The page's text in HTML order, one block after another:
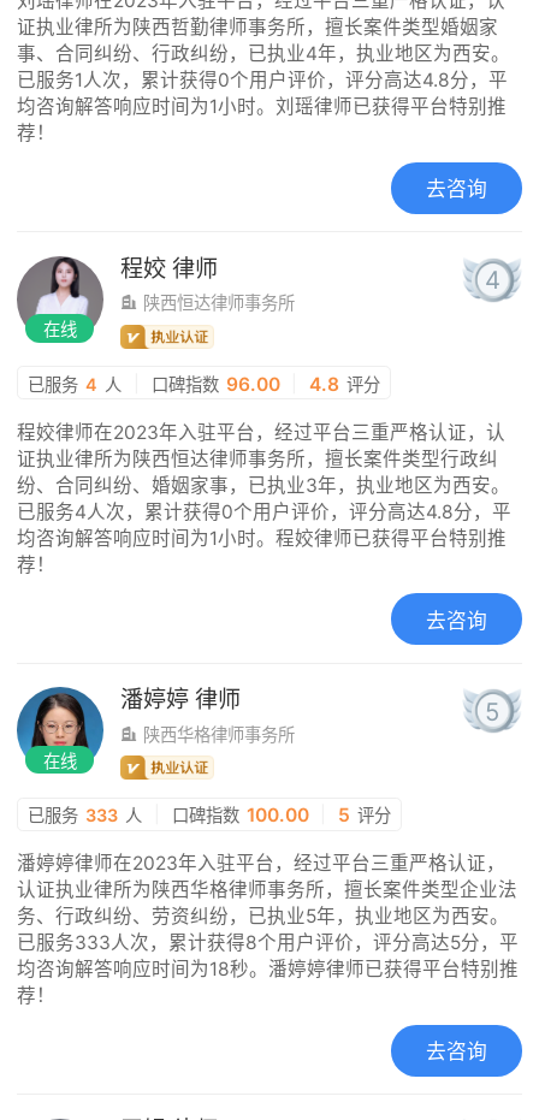
证执业律所为陕西哲勤律师事务所，擅长案件类型婚姻家
事、合同纠纷、行政纠纷，已执业4年，执业地区为西安。
已服务1人次，累计获得0个用户评价，评分高达4.8分，平
均咨询解答响应时间为1小时。刘瑶律师已获得平台特别推
荐！
去咨询
在线
程姣 律师
陕西恒达律师事务所
4
已服务 4 人 口碑指数 96.00 4.8 评分
程姣律师在2023年入驻平台，经过平台三重严格认证，认
证执业律所为陕西恒达律师事务所，擅长案件类型行政纠
纷、合同纠纷、婚姻家事，已执业3年，执业地区为西安。
已服务4人次，累计获得0个用户评价，评分高达4.8分，平
均咨询解答响应时间为1小时。程姣律师已获得平台特别推
荐！
去咨询
在线
潘婷婷 律师
陕西华格律师事务所
5
已服务 333 人 口碑指数 100.00 5 评分
潘婷婷律师在2023年入驻平台，经过平台三重严格认证，
认证执业律所为陕西华格律师事务所，擅长案件类型企业法
务、行政纠纷、劳资纠纷，已执业5年，执业地区为西安。
已服务333人次，累计获得8个用户评价，评分高达5分，平
均咨询解答响应时间为18秒。潘婷婷律师已获得平台特别推
荐！
去咨询